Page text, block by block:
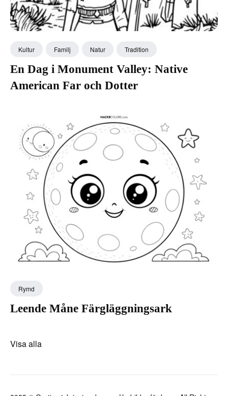
Kultur Familj Natur Tradition
En Dag i Monument Valley: Native
American Far och Dotter
Rymd
Leende Måne Färgläggningsark
Visa alla